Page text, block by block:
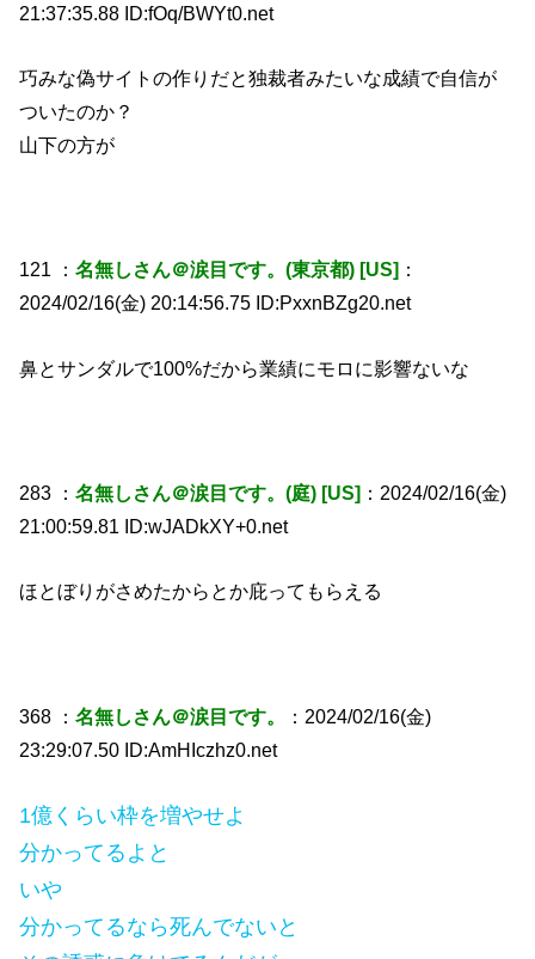
21:37:35.88 ID:fOq/BWYt0.net
巧みな偽サイトの作りだと独裁者みたいな成績で自信が
ついたのか？
山下の方が
121 ：名無しさん＠涙目です。(東京都) [US] ：
2024/02/16(金) 20:14:56.75 ID:PxxnBZg20.net
鼻とサンダルで100%だから業績にモロに影響ないな
283 ：名無しさん＠涙目です。(庭) [US] ：2024/02/16(金)
21:00:59.81 ID:wJADkXY+0.net
ほとぼりがさめたからとか庇ってもらえる
368 ：名無しさん＠涙目です。
：2024/02/16(金)
23:29:07.50 ID:AmHIczhz0.net
1億くらい枠を増やせよ
分かってるよと
いや
分かってるなら死んでないと